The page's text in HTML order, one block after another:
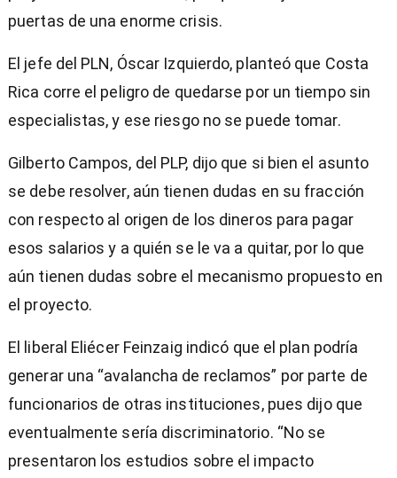
puertas de una enorme crisis.
El jefe del PLN, Óscar Izquierdo, planteó que Costa
Rica corre el peligro de quedarse por un tiempo sin
especialistas, y ese riesgo no se puede tomar.
Gilberto Campos, del PLP, dijo que si bien el asunto
se debe resolver, aún tienen dudas en su fracción
con respecto al origen de los dineros para pagar
esos salarios y a quién se le va a quitar, por lo que
aún tienen dudas sobre el mecanismo propuesto en
el proyecto.
El liberal Eliécer Feinzaig indicó que el plan podría
generar una “avalancha de reclamos” por parte de
funcionarios de otras instituciones, pues dijo que
eventualmente sería discriminatorio. “No se
presentaron los estudios sobre el impacto